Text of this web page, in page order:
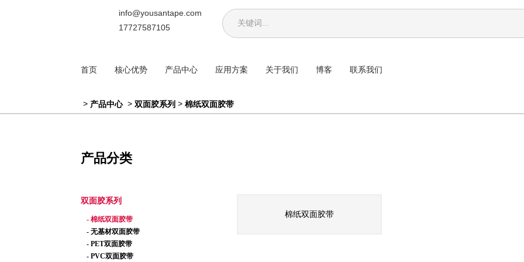
info@yousantape.com
17727587105
首页 核心优势 产品中心 应用方案 关于我们 博客 联系我们
> 产品中心 > 双面胶系列> 棉纸双面胶带
产品分类
双面胶系列
- 棉纸双面胶带
- 无基材双面胶带
- PET双面胶带
- PVC双面胶带
棉纸双面胶带